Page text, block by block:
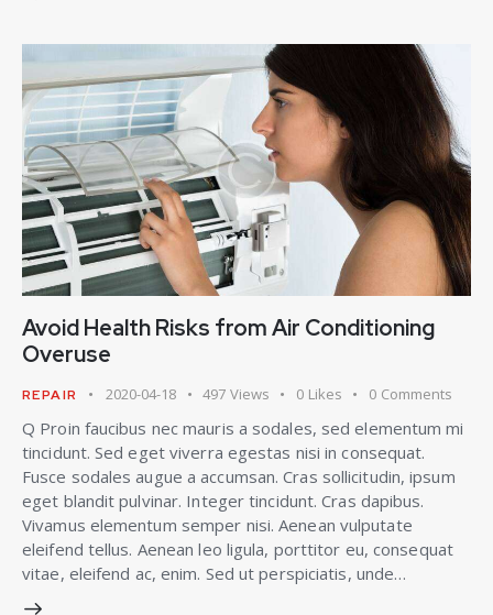
Avoid Health Risks from Air Conditioning
Overuse
REPAIR 2020-04-18 497 Views 0 Likes 0 Comments
Q Proin faucibus nec mauris a sodales, sed elementum mi
tincidunt. Sed eget viverra egestas nisi in consequat.
Fusce sodales augue a accumsan. Cras sollicitudin, ipsum
eget blandit pulvinar. Integer tincidunt. Cras dapibus.
Vivamus elementum semper nisi. Aenean vulputate
eleifend tellus. Aenean leo ligula, porttitor eu, consequat
vitae, eleifend ac, enim. Sed ut perspiciatis, unde…